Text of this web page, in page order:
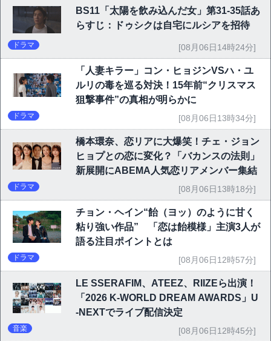
BS11「太陽を飲み込んだ女」第31-35話あ
らすじ：ドゥシクは自宅にルシアを招待
ドラマ [08月06日14時24分]
「人妻キラー」コン・ヒョジンVSハ・ユ
ルリの毒を巡る対決！15年前“クリスマス
狙撃事件”の真相が明らかに
ドラマ [08月06日13時34分]
橋本環奈、恋リアに大爆笑！チェ・ジョン
ヒョプとの恋に変化？「バカンスの法則」
新展開にABEMA人気恋リアメンバー集結
ドラマ [08月06日13時18分]
チョン・ヘイン“飴（ヨッ）のように甘く
粘り強い作品” 「恋は飴模様」主演3人が
語る注目ポイントとは
ドラマ [08月06日12時57分]
LE SSERAFIM、ATEEZ、RIIZEら出演！
「2026 K-WORLD DREAM AWARDS」U
-NEXTでライブ配信決定
音楽 [08月06日12時45分]